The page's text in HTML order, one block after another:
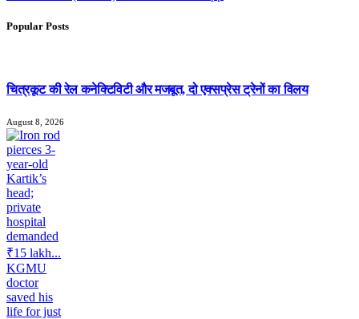
Popular Posts
चित्रकूट की रेल कनेक्टिविटी और मजबूत, दो एक्सप्रेस ट्रेनों का विलय
August 8, 2026